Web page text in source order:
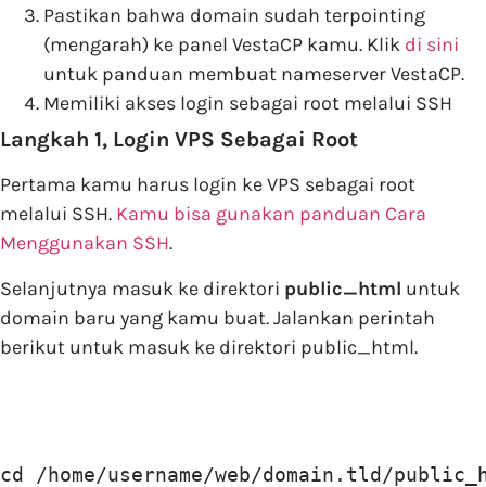
Pastikan bahwa domain sudah terpointing
(mengarah) ke panel VestaCP kamu. Klik di sini
untuk panduan membuat nameserver VestaCP.
Memiliki akses login sebagai root melalui SSH
Langkah 1, Login VPS Sebagai Root
Pertama kamu harus login ke VPS sebagai root
melalui SSH. Kamu bisa gunakan panduan Cara
Menggunakan SSH.
Selanjutnya masuk ke direktori public_html untuk
domain baru yang kamu buat. Jalankan perintah
berikut untuk masuk ke direktori public_html.
cd /home/username/web/domain.tld/